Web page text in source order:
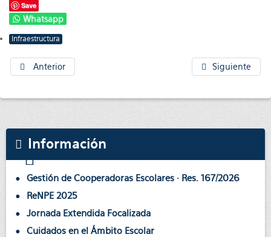
Save
Whatsapp
Infraestructura
Anterior Siguiente
Información
Gestión de Cooperadoras Escolares · Res. 167/2026
ReNPE 2025
Jornada Extendida Focalizada
Cuidados en el Ámbito Escolar